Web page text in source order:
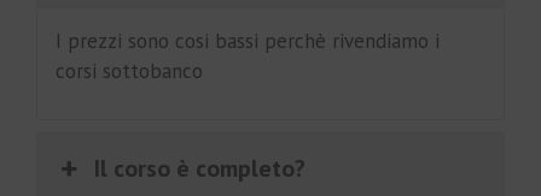
I prezzi sono cosi bassi perchè rivendiamo i
corsi sottobanco
Il corso è completo?